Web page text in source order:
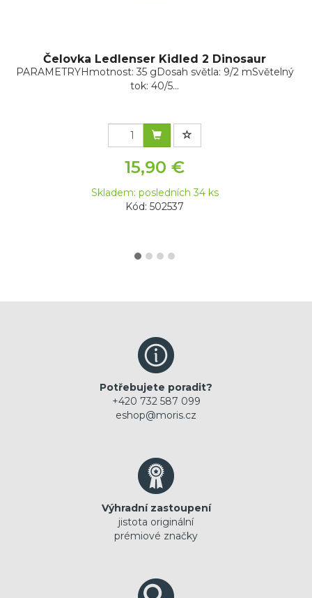
Čelovka Ledlenser Kidled 2 Dinosaur
PARAMETRYHmotnost: 35 gDosah světla: 9/2 mSvětelný
tok: 40/5...
15,90 €
Skladem: posledních 34 ks
Kód: 502537
Potřebujete poradit?
+420 732 587 099
eshop@moris.cz
Výhradní zastoupení
jistota originální
prémiové značky